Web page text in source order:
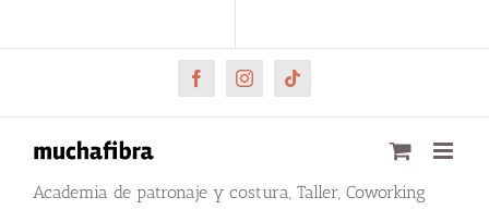
al
FacebookInstagramTiktok
Academia de patronaje y costura, Taller, Coworking